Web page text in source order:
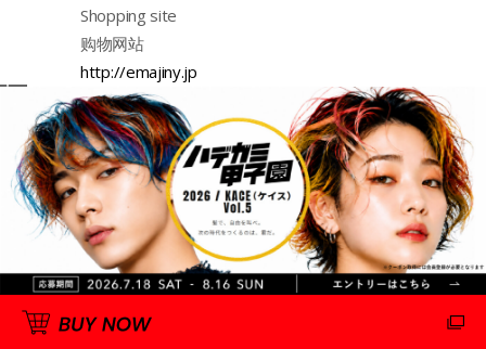
Shopping site
购物网站
http://emajiny.jp